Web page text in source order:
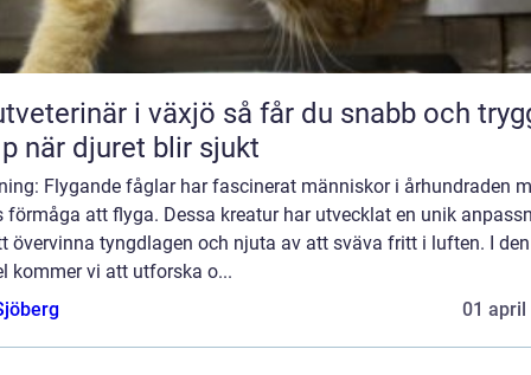
i växjö så får du snabb och trygg
när djuret blir sjukt
Flygande fåglar har fascinerat människor i århundraden
förmåga att flyga. Dessa kreatur har utvecklat en unik
övervinna tyngdlagen och njuta av att sväva fritt i luften. I
kommer vi att utforska o...
01 april